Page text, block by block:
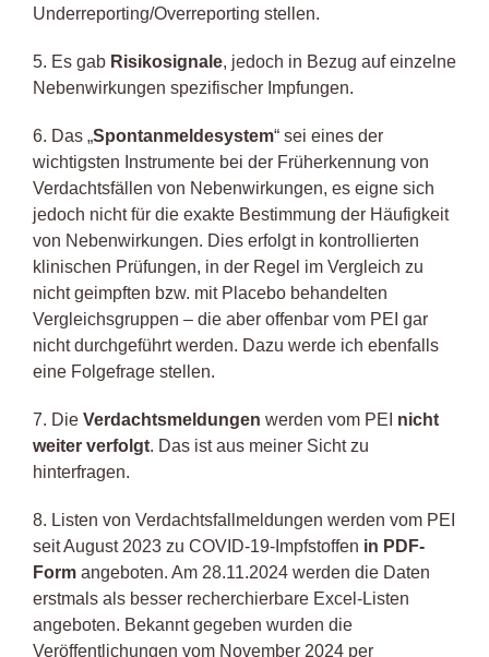
Underreporting/Overreporting stellen.
5. Es gab Risikosignale, jedoch in Bezug auf einzelne
Nebenwirkungen spezifischer Impfungen.
6. Das „Spontanmeldesystem“ sei eines der
wichtigsten Instrumente bei der Früherkennung von
Verdachtsfällen von Nebenwirkungen, es eigne sich
jedoch nicht für die exakte Bestimmung der Häufigkeit
von Nebenwirkungen. Dies erfolgt in kontrollierten
klinischen Prüfungen, in der Regel im Vergleich zu
nicht geimpften bzw. mit Placebo behandelten
Vergleichsgruppen – die aber offenbar vom PEI gar
nicht durchgeführt werden. Dazu werde ich ebenfalls
eine Folgefrage stellen.
7. Die Verdachtsmeldungen werden vom PEI nicht
weiter verfolgt. Das ist aus meiner Sicht zu
hinterfragen.
8. Listen von Verdachtsfallmeldungen werden vom PEI
seit August 2023 zu COVID-19-Impfstoffen in PDF-
Form angeboten. Am 28.11.2024 werden die Daten
erstmals als besser recherchierbare Excel-Listen
angeboten. Bekannt gegeben wurden die
Veröffentlichungen vom November 2024 per